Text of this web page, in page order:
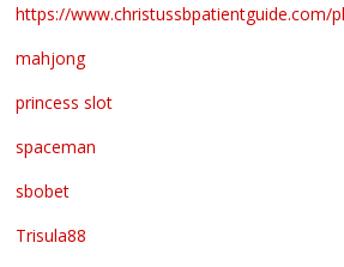
https://www.christussbpatientguide.com/
mahjong
princess slot
spaceman
sbobet
Trisula88